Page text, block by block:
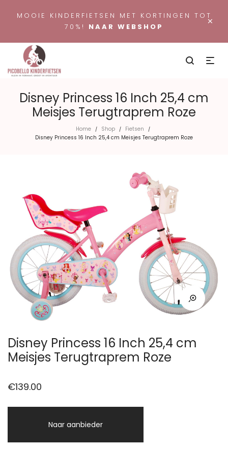
×
MOOIE KINDERFIETSEN MET KORTINGEN TOT
70%! NAAR WEBSHOP
Disney Princess 16 Inch 25,4 cm
Meisjes Terugtraprem Roze
Home / Shop / Fietsen /
Disney Princess 16 Inch 25,4 cm Meisjes Terugtraprem Roze
Disney Princess 16 Inch 25,4 cm
Meisjes Terugtraprem Roze
€139.00
Naar aanbieder